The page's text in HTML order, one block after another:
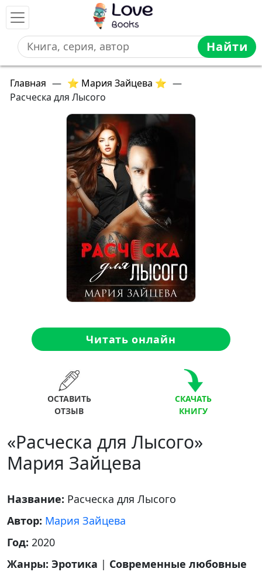
Найти
Главная — ⭐ Мария Зайцева ⭐ —
Расческа для Лысого
Читать онлайн
ОСТАВИТЬ
ОТЗЫВ
СКАЧАТЬ
КНИГУ
«Расческа для Лысого»
Мария Зайцева
Название: Расческа для Лысого
Автор: Мария Зайцева
Год: 2020
Жанры: Эротика | Современные любовные